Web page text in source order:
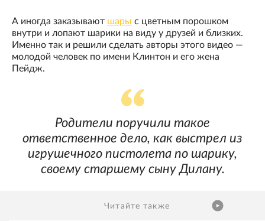
А иногда заказывают шары с цветным порошком
внутри и лопают шарики на виду у друзей и близких.
Именно так и решили сделать авторы этого видео —
молодой человек по имени Клинтон и его жена
Пейдж.
Родители поручили такое
ответственное дело, как выстрел из
игрушечного пистолета по шарику,
своему старшему сыну Дилану.
Читайте также